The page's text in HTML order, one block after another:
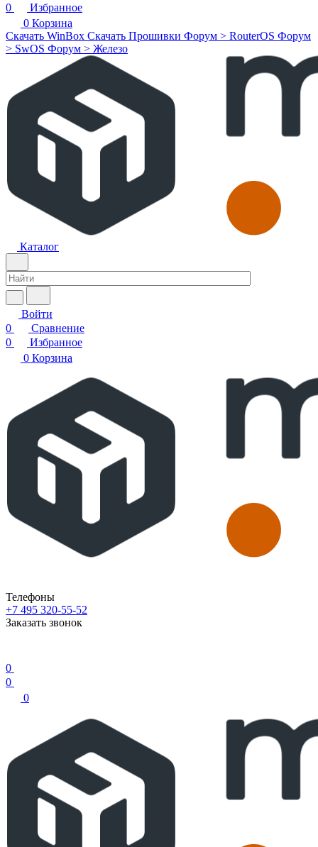
0
Избранное
0 Корзина
Скачать WinBox Скачать Прошивки Форум > RouterOS Форум
> SwOS Форум > Железо
Каталог
Войти
0
Сравнение
0
Избранное
0 Корзина
Телефоны
+7 495 320-55-52
Заказать звонок
0
0
0